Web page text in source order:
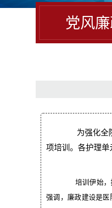
党风
为强化全院
项培训。各护理单
培训伊始，护
强调，廉政建设是